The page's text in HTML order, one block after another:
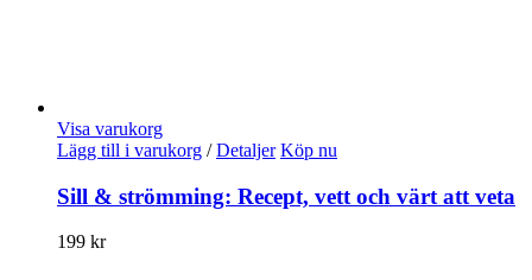
Visa varukorg
Lägg till i varukorg / Detaljer Köp nu
Sill & strömming: Recept, vett och värt att veta
199 kr